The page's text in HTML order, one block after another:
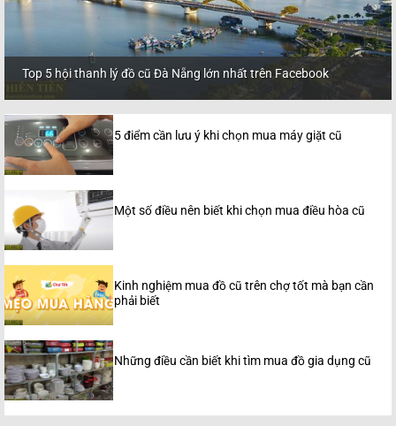
Top 5 hội thanh lý đồ cũ Đà Nẵng lớn nhất trên Facebook
5 điểm cần lưu ý khi chọn mua máy giặt cũ
Một số điều nên biết khi chọn mua điều hòa cũ
Kinh nghiệm mua đồ cũ trên chợ tốt mà bạn cần
phải biết
Những điều cần biết khi tìm mua đồ gia dụng cũ